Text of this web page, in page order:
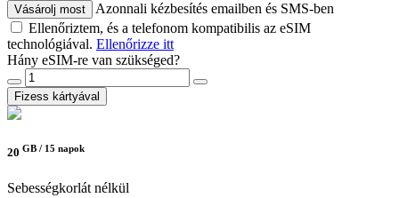
Vásárolj most
Azonnali kézbesítés emailben és SMS-ben
Ellenőriztem, és a telefonom kompatibilis az eSIM
technológiával. Ellenőrizze itt
Hány eSIM-re van szükséged?
Fizess kártyával
20 GB / 15 napok
Sebességkorlát nélkül